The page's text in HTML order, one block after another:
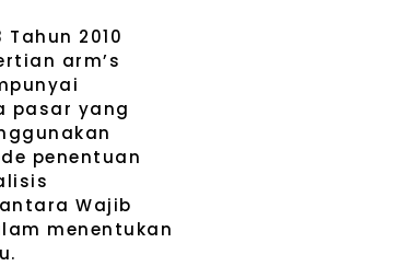
2010
arm’s
pasar yang
penentuan
Wajib
menentukan